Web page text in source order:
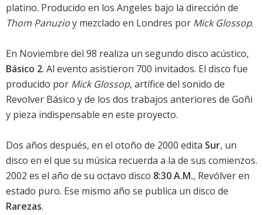
platino. Producido en los Angeles bajo la dirección de
Thom Panuzioy mezclado en Londres por Mick Glossop.
En Noviembre del 98 realiza un segundo disco acústico,
Básico 2. Al evento asistieron 700 invitados. El disco fue
producido por Mick Glossop, artífice del sonido de
Revolver Básico y de los dos trabajos anteriores de Goñi
y pieza indispensable en este proyecto.
Dos años después, en el otoño de 2000 edita Sur, un
disco en el que su música recuerda a la de sus comienzos.
2002 es el año de su octavo disco 8:30 A.M., Revólver en
estado puro. Ese mismo año se publica un disco de
Rarezas.